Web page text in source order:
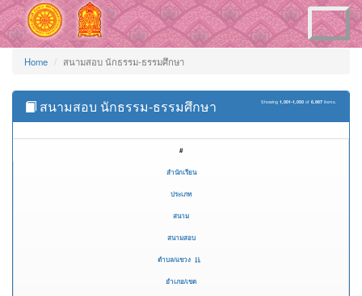
Toggle
navigation
Home สนามสอบ นักธรรม-ธรรมศึกษา
Showing 1,001-1,050 of 6,887 items.
สนามสอบ นักธรรม-ธรรมศึกษา
#
สำนักเรียน
ประเภท
สนาม
สนามสอบ
ตำบล/แขวง
อำเภอ/เขต